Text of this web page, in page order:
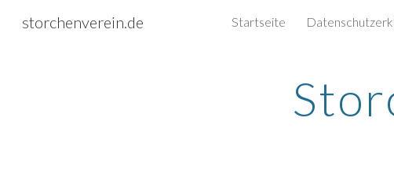
Skip to
storchenverein.de Startseite